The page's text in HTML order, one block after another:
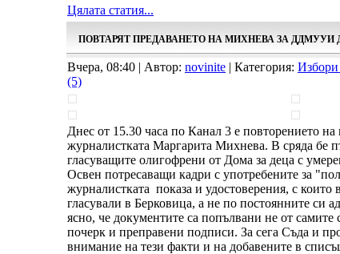
Цялата статия...
ПОВТАРЯТ ПРЕДАВАНЕТО НА МИХНЕВА ЗА ДДМУУИ
Вчера, 08:40 | Автор: novinite | Категория:
(5)
Днес от 15.30 часа по Канал 3 е повторението
журналистката Маргарита Михнева. В сряда бе
гласуващите олигофрени от Дома за деца с
Освен потресаващи кадри с употребените за
журналистката показа и удостоверения, с които
гласували в Берковица, а не по постоянните си
ясно, че документите са попълвани не от самите
почерк и преправени подписи. За сега Съда и
внимание на тези факти и на добавените в